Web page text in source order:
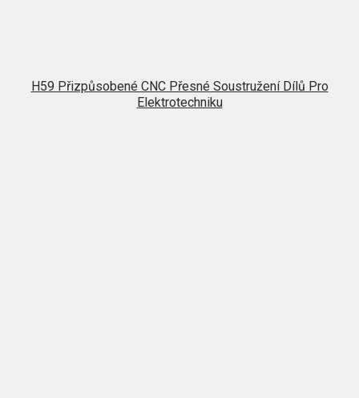
H59 Přizpůsobené CNC Přesné Soustružení Dílů Pro
Elektrotechniku